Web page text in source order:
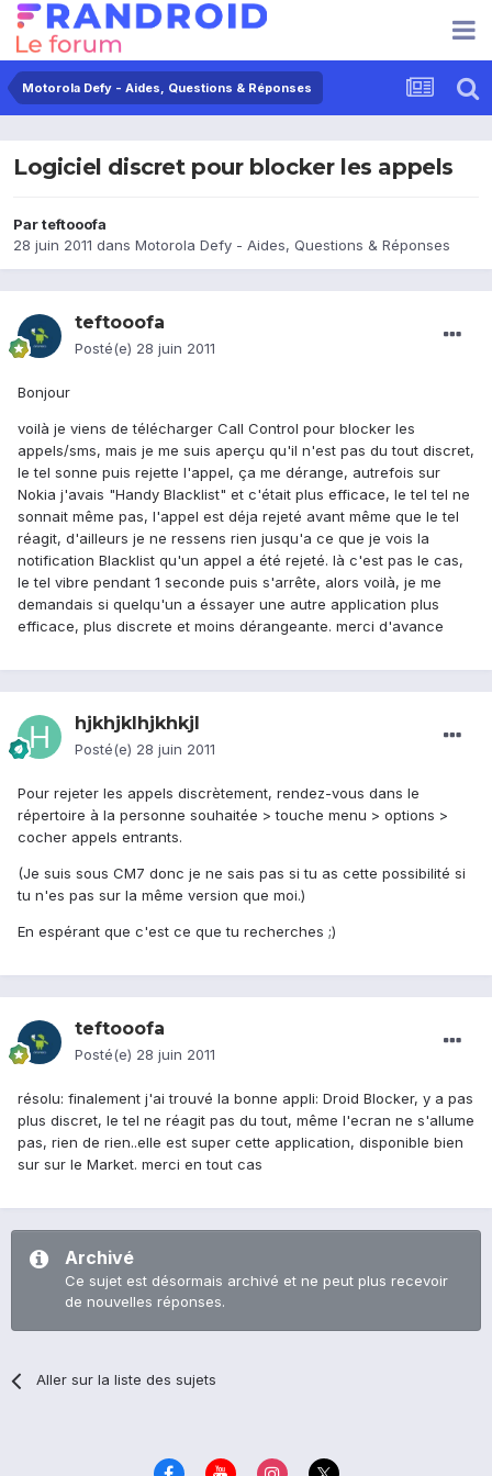
Motorola Defy - Aides, Questions & Réponses
Logiciel discret pour blocker les appels
Parteftooofa
28 juin 2011 dans Motorola Defy - Aides, Questions & Réponses
teftooofa
Posté(e) 28 juin 2011
Bonjour
voilà je viens de télécharger Call Control pour blocker les
appels/sms, mais je me suis aperçu qu'il n'est pas du tout discret,
le tel sonne puis rejette l'appel, ça me dérange, autrefois sur
Nokia j'avais "Handy Blacklist" et c'était plus efficace, le tel tel ne
sonnait même pas, l'appel est déja rejeté avant même que le tel
réagit, d'ailleurs je ne ressens rien jusqu'a ce que je vois la
notification Blacklist qu'un appel a été rejeté. là c'est pas le cas,
le tel vibre pendant 1 seconde puis s'arrête, alors voilà, je me
demandais si quelqu'un a éssayer une autre application plus
efficace, plus discrete et moins dérangeante. merci d'avance
hjkhjklhjkhkjl
Posté(e) 28 juin 2011
Pour rejeter les appels discrètement, rendez-vous dans le
répertoire à la personne souhaitée > touche menu > options >
cocher appels entrants.
(Je suis sous CM7 donc je ne sais pas si tu as cette possibilité si
tu n'es pas sur la même version que moi.)
En espérant que c'est ce que tu recherches ;)
teftooofa
Posté(e) 28 juin 2011
résolu: finalement j'ai trouvé la bonne appli: Droid Blocker, y a pas
plus discret, le tel ne réagit pas du tout, même l'ecran ne s'allume
pas, rien de rien..elle est super cette application, disponible bien
sur sur le Market. merci en tout cas
Archivé
Ce sujet est désormais archivé et ne peut plus recevoir
de nouvelles réponses.
Aller sur la liste des sujets